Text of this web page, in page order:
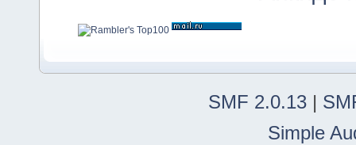
SMF 2.0.13 |
Simple